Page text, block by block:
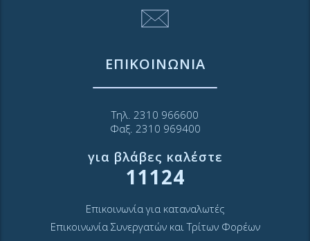
ΕΠΙΚΟΙΝΩΝΙΑ
Τηλ. 2310 966600
Φαξ. 2310 969400
για βλάβες καλέστε
11124
Επικοινωνία για καταναλωτές
Επικοινωνία Συνεργατών και Τρίτων Φορέων